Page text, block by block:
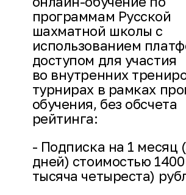
программам Русской
шахматной школы с
использованием
доступом для участия
во внутренних
турнирах в рамках
обучения, без обсчета
рейтинга:
- Подписка на 1 месяц
дней) стоимостью
тысяча четыреста)